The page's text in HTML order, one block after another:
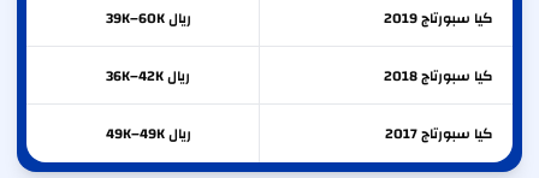
كيا سبورتاج2019 ريال 39K–60K
كيا سبورتاج2018 ريال 36K–42K
كيا سبورتاج2017 ريال 49K–49K